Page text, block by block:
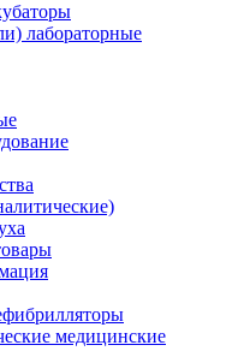
лабораторные
медицинские